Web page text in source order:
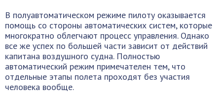
В полуавтоматическом режиме пилоту оказывается
помощь со стороны автоматических систем, которые
многократно облегчают процесс управления. Однако
все же успех по большей части зависит от действий
капитана воздушного судна. Полностью
автоматический режим примечателен тем, что
отдельные этапы полета проходят без участия
человека вообще.